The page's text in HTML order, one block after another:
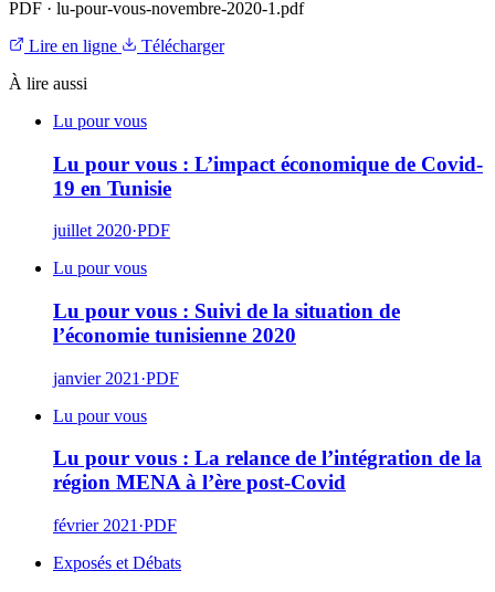
PDF · lu-pour-vous-novembre-2020-1.pdf
Lire en ligne
Télécharger
À lire aussi
Lu pour vous
Lu pour vous : L’impact économique de Covid-
19 en Tunisie
juillet 2020·PDF
Lu pour vous
Lu pour vous : Suivi de la situation de
l’économie tunisienne 2020
janvier 2021 ·PDF
Lu pour vous
Lu pour vous : La relance de l’intégration de la
région MENA à l’ère post-Covid
février 2021 ·PDF
Exposés et Débats